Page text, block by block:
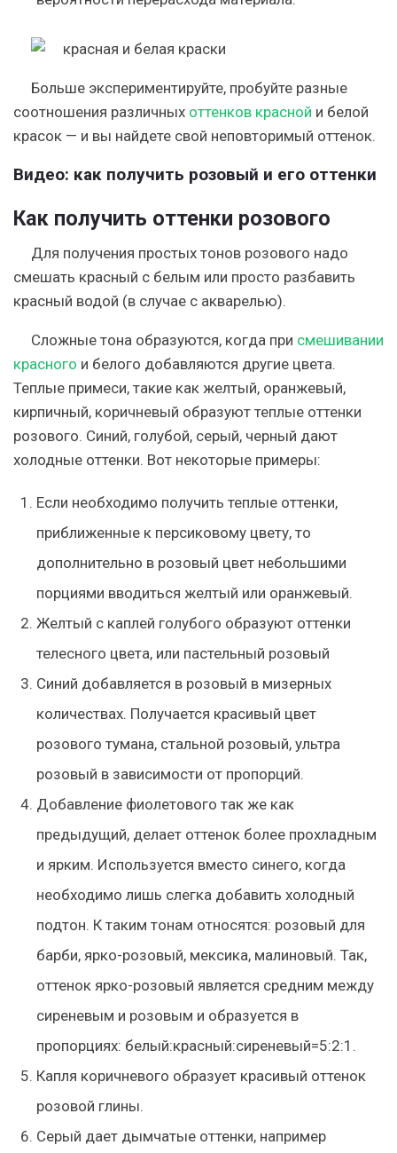
Больше экспериментируйте, пробуйте разные
соотношения различных оттенков красной и белой
красок — и вы найдете свой неповторимый оттенок.
Видео: как получить розовый и его оттенки
Как получить оттенки розового
Для получения простых тонов розового надо
смешать красный с белым или просто разбавить
красный водой (в случае с акварелью).
Сложные тона образуются, когда при смешивании
красного и белого добавляются другие цвета.
Теплые примеси, такие как желтый, оранжевый,
кирпичный, коричневый образуют теплые оттенки
розового. Синий, голубой, серый, черный дают
холодные оттенки. Вот некоторые примеры:
Если необходимо получить теплые оттенки,
приближенные к персиковому цвету, то
дополнительно в розовый цвет небольшими
порциями вводиться желтый или оранжевый.
Желтый с каплей голубого образуют оттенки
телесного цвета, или пастельный розовый
Синий добавляется в розовый в мизерных
количествах. Получается красивый цвет
розового тумана, стальной розовый, ультра
розовый в зависимости от пропорций.
Добавление фиолетового так же как
предыдущий, делает оттенок более прохладным
и ярким. Используется вместо синего, когда
необходимо лишь слегка добавить холодный
подтон. К таким тонам относятся: розовый для
барби, ярко-розовый, мексика, малиновый. Так,
оттенок ярко-розовый является средним между
сиреневым и розовым и образуется в
пропорциях: белый:красный:сиреневый=5:2:1.
Капля коричневого образует красивый оттенок
розовой глины.
Серый дает дымчатые оттенки, например